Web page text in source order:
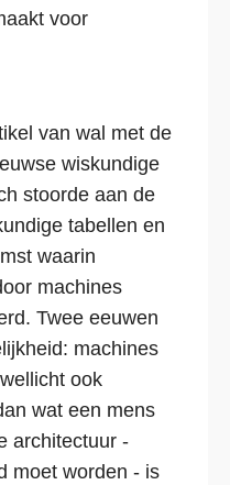
voor
van wal met de
wiskundige
stoorde aan de
tabellen en
waarin
machines
Twee eeuwen
machines
ook
wat een mens
architectuur -
moet worden - is